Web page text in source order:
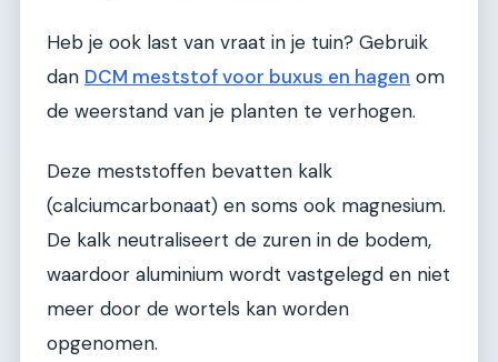
Heb je ook last van vraat in je tuin? Gebruik
dan DCM meststof voor buxus en hagen om
de weerstand van je planten te verhogen.
Deze meststoffen bevatten kalk
(calciumcarbonaat) en soms ook magnesium.
De kalk neutraliseert de zuren in de bodem,
waardoor aluminium wordt vastgelegd en niet
meer door de wortels kan worden
opgenomen.